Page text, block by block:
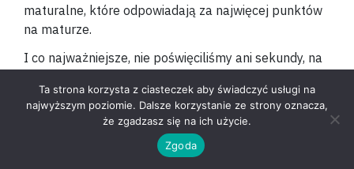
maturalne, które odpowiadają za najwięcej punktów
na maturze.
I co najważniejsze, nie poświęciliśmy ani sekundy, na
rozwiązywać. Czyli te, które są trudne, czasochłonne i
dają mało punktów na egzaminie.
Ta strona korzysta z ciasteczek aby świadczyć usługi na
najwyższym poziomie. Dalsze korzystanie ze strony oznacza,
że zgadzasz się na ich użycie.
Zgoda